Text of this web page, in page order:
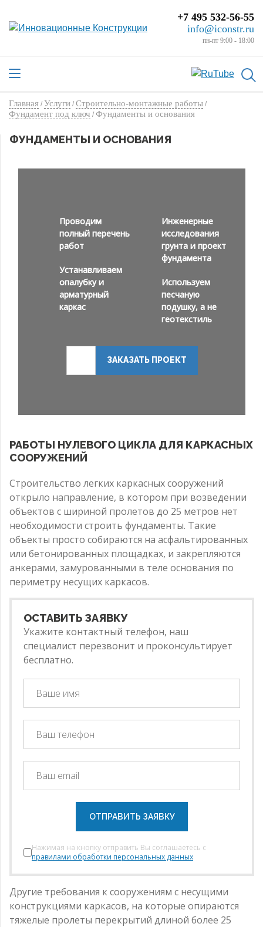
+7 495 532-56-55
info@iconstr.ru
пн-пт 9:00 - 18:00
Главная / Услуги / Строительно-монтажные работы /
Фундамент под ключ / Фундаменты и основания
ФУНДАМЕНТЫ И ОСНОВАНИЯ
Проводим
полный перечень
работ
Устанавливаем
опалубку и
арматурный
каркас
Инженерные
исследования
грунта и проект
фундамента
Используем
песчаную
подушку, а не
геотекстиль
ЗАКАЗАТЬ ПРОЕКТ
РАБОТЫ НУЛЕВОГО ЦИКЛА ДЛЯ КАРКАСНЫХ
СООРУЖЕНИЙ
Строительство легких каркасных сооружений
открыло направление, в котором при возведении
объектов с шириной пролетов до 25 метров нет
необходимости строить фундаменты. Такие
объекты просто собираются на асфальтированных
или бетонированных площадках, и закрепляются
анкерами, замурованными в теле основания по
периметру несущих каркасов.
ОСТАВИТЬ ЗАЯВКУ
Укажите контактный телефон, наш
специалист перезвонит и проконсультирует
бесплатно.
ОТПРАВИТЬ ЗАЯВКУ
Нажимая на кнопку отправить Вы соглашаетесь с
правилами обработки персональных данных
Другие требования к сооружениям с несущими
конструкциями каркасов, на которые опираются
тяжелые пролеты перекрытий длиной более 25